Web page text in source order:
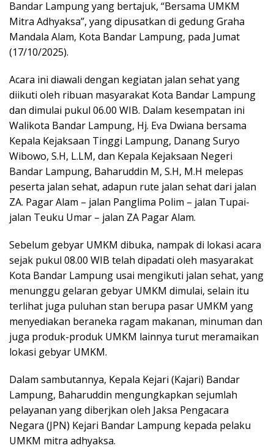
Bandar Lampung yang bertajuk, “Bersama UMKM
Mitra Adhyaksa”, yang dipusatkan di gedung Graha
Mandala Alam, Kota Bandar Lampung, pada Jumat
(17/10/2025).
Acara ini diawali dengan kegiatan jalan sehat yang
diikuti oleh ribuan masyarakat Kota Bandar Lampung
dan dimulai pukul 06.00 WIB. Dalam kesempatan ini
Walikota Bandar Lampung, Hj. Eva Dwiana bersama
Kepala Kejaksaan Tinggi Lampung, Danang Suryo
Wibowo, S.H, L.LM, dan Kepala Kejaksaan Negeri
Bandar Lampung, Baharuddin M, S.H, M.H melepas
peserta jalan sehat, adapun rute jalan sehat dari jalan
ZA. Pagar Alam – jalan Panglima Polim – jalan Tupai-
jalan Teuku Umar – jalan ZA Pagar Alam.
Sebelum gebyar UMKM dibuka, nampak di lokasi acara
sejak pukul 08.00 WIB telah dipadati oleh masyarakat
Kota Bandar Lampung usai mengikuti jalan sehat, yang
menunggu gelaran gebyar UMKM dimulai, selain itu
terlihat juga puluhan stan berupa pasar UMKM yang
menyediakan beraneka ragam makanan, minuman dan
juga produk-produk UMKM lainnya turut meramaikan
lokasi gebyar UMKM.
Dalam sambutannya, Kepala Kejari (Kajari) Bandar
Lampung, Baharuddin mengungkapkan sejumlah
pelayanan yang diberjkan oleh Jaksa Pengacara
Negara (JPN) Kejari Bandar Lampung kepada pelaku
UMKM mitra adhyaksa.